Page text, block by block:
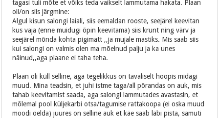
tagasi tuli mõte et võiks teda vaikselt lammutama hakata. Plaan
oli/on siis järgmine:
Algul kisun salongi laiali, siis eemaldan rooste, seejärel keevitan
kus vaja (enne muidugi õpin keevitama) siis krunt ning värv ja
seejärel mõnda kohta pigimatt ,,ja mujale mastiks. Mis saab siis
kui salongi on valmis olen ma mõelnud palju ja ka unes
näinud,,aga plaane ei taha teha.
Plaan oli küll selline, aga tegelikkus on tavaliselt hoopis midagi
muud. Mina teadsin, et juhi istme taga/all põrandas on auk, mis
tahab keevitamist saada, aga salongi lammutades avastasin, et
mõlemal pool küljekarbi otsa/tagumise rattakoopa (ei oska muud
moodi öelda) juures on selline auk et käe saab läbi pista, samuti